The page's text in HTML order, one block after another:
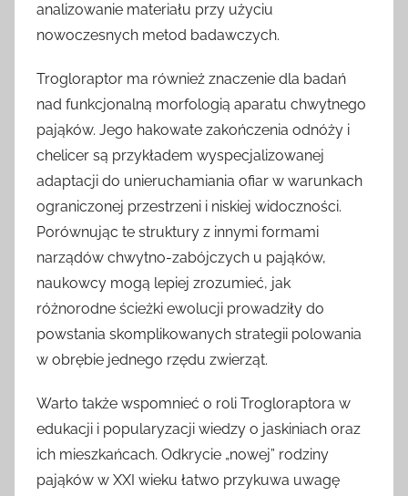
analizowanie materiału przy użyciu
nowoczesnych metod badawczych.
Trogloraptor ma również znaczenie dla badań
nad funkcjonalną morfologią aparatu chwytnego
pająków. Jego hakowate zakończenia odnóży i
chelicer są przykładem wyspecjalizowanej
adaptacji do unieruchamiania ofiar w warunkach
ograniczonej przestrzeni i niskiej widoczności.
Porównując te struktury z innymi formami
narządów chwytno-zabójczych u pająków,
naukowcy mogą lepiej zrozumieć, jak
różnorodne ścieżki ewolucji prowadziły do
powstania skomplikowanych strategii polowania
w obrębie jednego rzędu zwierząt.
Warto także wspomnieć o roli Trogloraptora w
edukacji i popularyzacji wiedzy o jaskiniach oraz
ich mieszkańcach. Odkrycie „nowej” rodziny
pająków w XXI wieku łatwo przykuwa uwagę